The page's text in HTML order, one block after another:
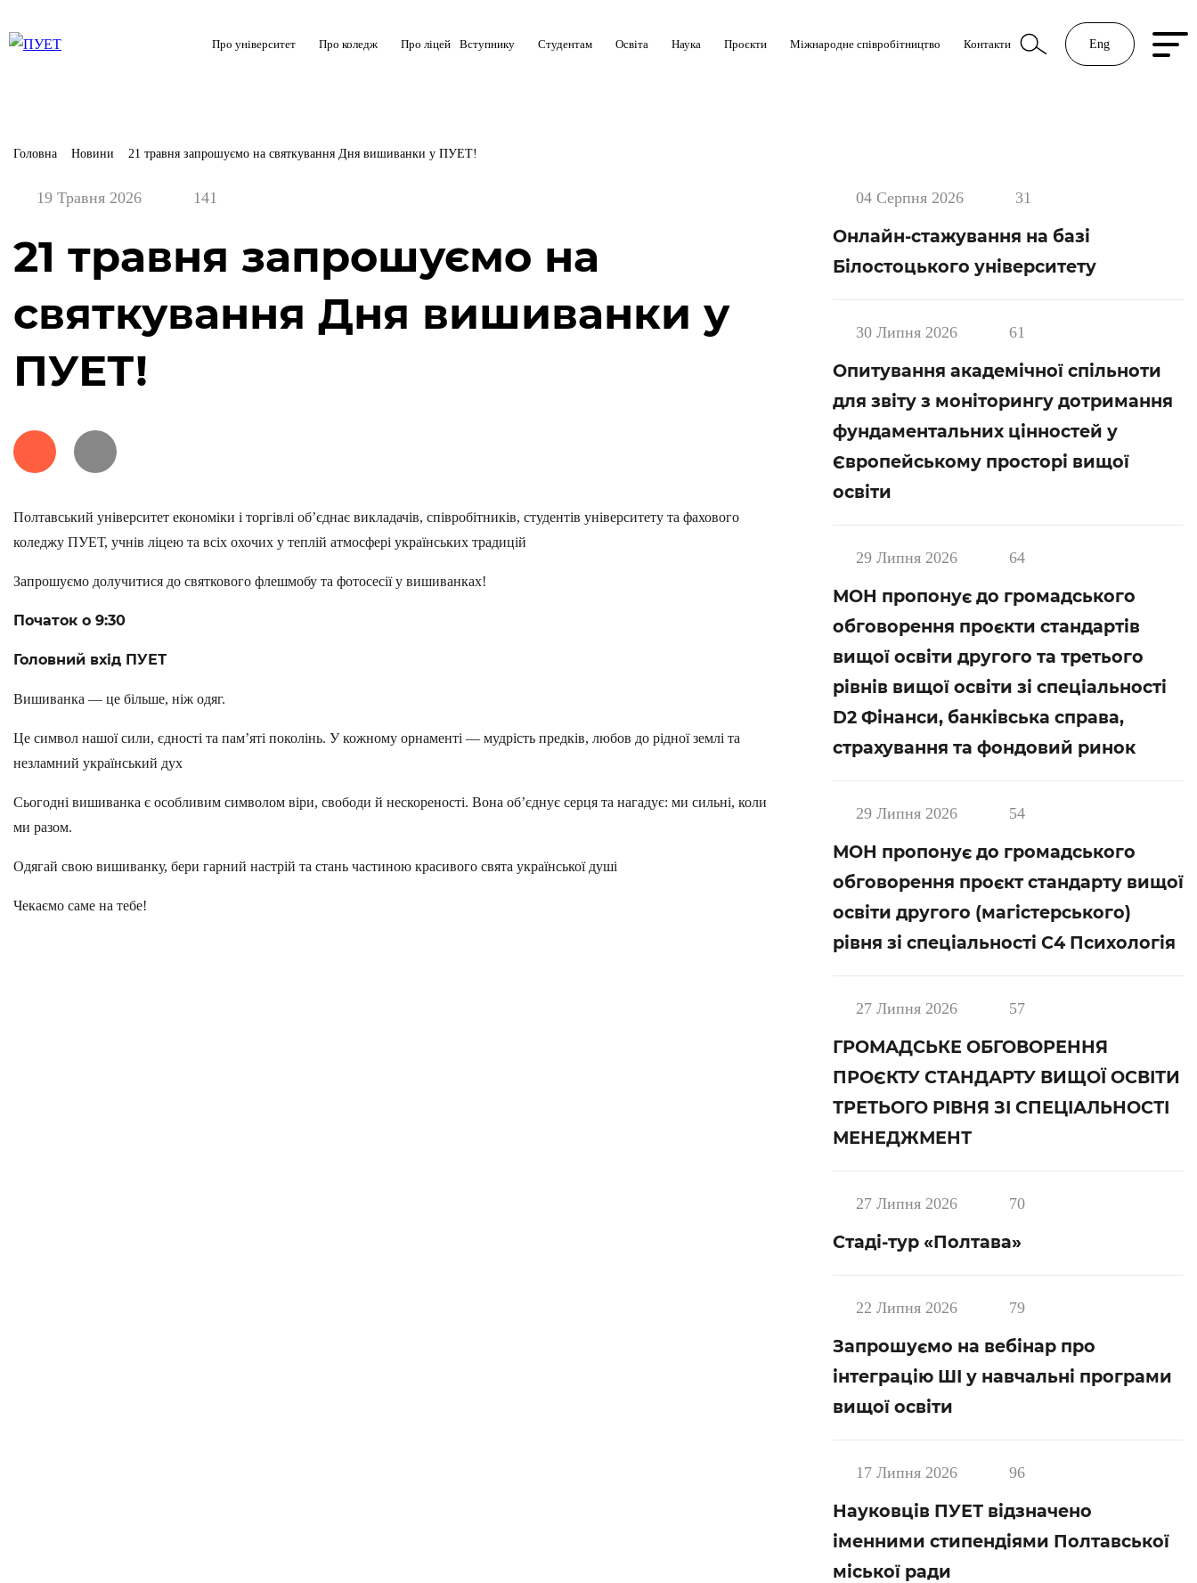
Про університет Про коледж Про ліцей Вступнику Студентам Освіта Наука Проєкти Міжнародне співробітництво Контакти Eng
Головна Новини 21 травня запрошуємо на святкування Дня вишиванки у ПУЕТ!
19 Травня 2026 141
21 травня запрошуємо на
святкування Дня вишиванки у
ПУЕТ!
Полтавський університет економіки і торгівлі об’єднає викладачів, співробітників, студентів університету та фахового
коледжу ПУЕТ, учнів ліцею та всіх охочих у теплій атмосфері українських традицій
Запрошуємо долучитися до святкового флешмобу та фотосесії у вишиванках!
Початок о 9:30
Головний вхід ПУЕТ
Вишиванка — це більше, ніж одяг.
Це символ нашої сили, єдності та пам’яті поколінь. У кожному орнаменті — мудрість предків, любов до рідної землі та
незламний український дух
Сьогодні вишиванка є особливим символом віри, свободи й нескореності. Вона об’єднує серця та нагадує: ми сильні, коли
ми разом.
Одягай свою вишиванку, бери гарний настрій та стань частиною красивого свята української душі
Чекаємо саме на тебе!
04 Серпня 2026 31
Онлайн-стажування на базі
Білостоцького університету
30 Липня 2026 61
Опитування академічної спільноти
для звіту з моніторингу дотримання
фундаментальних цінностей у
Європейському просторі вищої
освіти
29 Липня 2026 64
МОН пропонує до громадського
обговорення проєкти стандартів
вищої освіти другого та третього
рівнів вищої освіти зі спеціальності
D2 Фінанси, банківська справа,
страхування та фондовий ринок
29 Липня 2026 54
МОН пропонує до громадського
обговорення проєкт стандарту вищої
освіти другого (магістерського)
рівня зі спеціальності С4 Психологія
27 Липня 2026 57
ГРОМАДСЬКЕ ОБГОВОРЕННЯ
ПРОЄКТУ СТАНДАРТУ ВИЩОЇ ОСВІТИ
ТРЕТЬОГО РІВНЯ ЗІ СПЕЦІАЛЬНОСТІ
МЕНЕДЖМЕНТ
27 Липня 2026 70
Стаді-тур «Полтава»
22 Липня 2026 79
Запрошуємо на вебінар про
інтеграцію ШІ у навчальні програми
вищої освіти
17 Липня 2026 96
Науковців ПУЕТ відзначено
іменними стипендіями Полтавської
міської ради